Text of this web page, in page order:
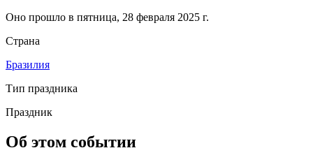
Оно прошло в пятница, 28 февраля 2025 г.
Страна
Бразилия
Тип праздника
Праздник
Об этом событии